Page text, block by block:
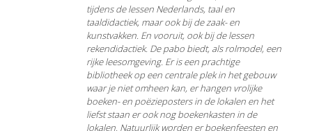
tijdens de lessen Nederlands, taal en
taaldidactiek, maar ook bij de zaak- en
kunstvakken. En vooruit, ook bij de lessen
rekendidactiek. De pabo biedt, als rolmodel, een
rijke leesomgeving. Er is een prachtige
bibliotheek op een centrale plek in het gebouw
waar je niet omheen kan, er hangen vrolijke
boeken- en poëzieposters in de lokalen en het
liefst staan er ook nog boekenkasten in de
lokalen. Natuurlijk worden er boekenfeesten en